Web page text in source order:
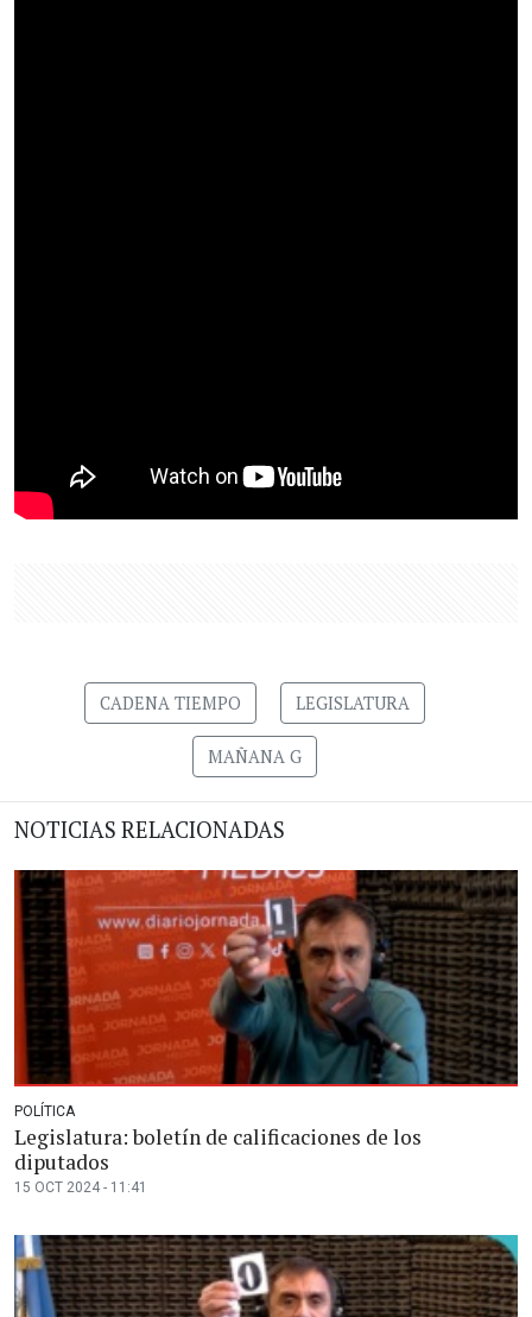
CADENA TIEMPO LEGISLATURA
MAÑANA G
NOTICIAS RELACIONADAS
POLÍTICA
Legislatura: boletín de calificaciones de los
diputados
15 OCT 2024 - 11:41